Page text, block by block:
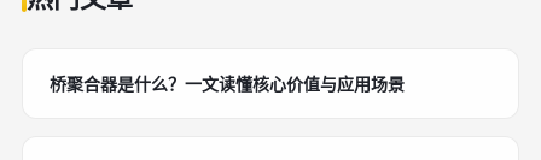
桥聚合器是什么？一文读懂核心价值与应用场景